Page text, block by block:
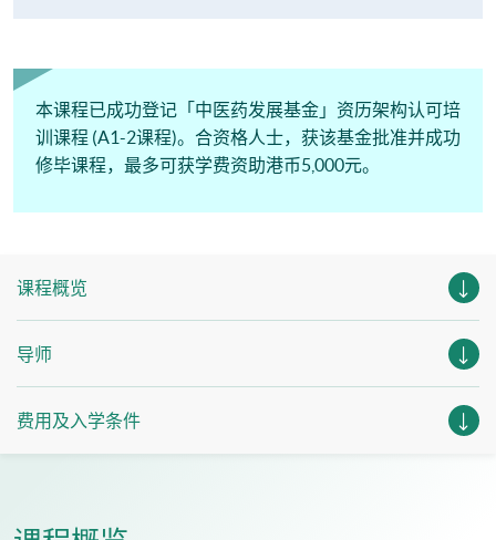
本课程已成功登记「中医药发展基金」资历架构认可培
训课程 (A1-2课程)。合资格人士，获该基金批准并成功
修毕课程，最多可获学费资助港币5,000元。
课程概览
导师
费用及入学条件